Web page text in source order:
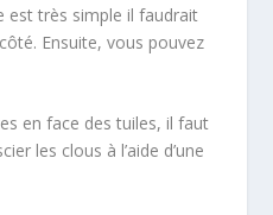
est très simple il faudrait
Ensuite, vous pouvez
en face des tuiles, il faut
les clous à l’aide d’une